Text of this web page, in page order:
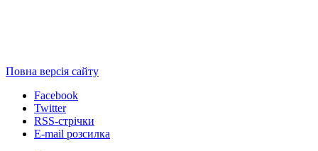
Повна версія сайту
Facebook
Twitter
RSS-стрічки
E-mail розсилка